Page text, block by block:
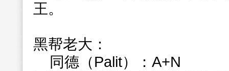
王。
黑帮老大：
同德（Palit）：A+N